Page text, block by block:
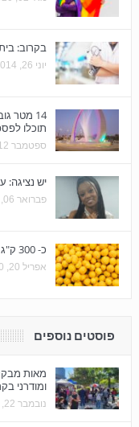
בקרוב:
יוני 26, 2014
תוכלו
ספטמבר 12, 2019
יש נציגה:
פברואר 06, 2020
כ- 300 ק"ג לימונים נגנבו במטע סמוך לקריית גת
אפריל 20, 2020
פוסטים נוספים
מאות
ומודרני
נובמבר 22, 2022